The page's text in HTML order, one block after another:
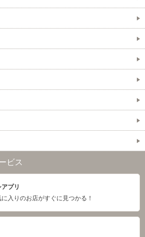
ビス
プリ
入りのお店がすぐに見つかる！